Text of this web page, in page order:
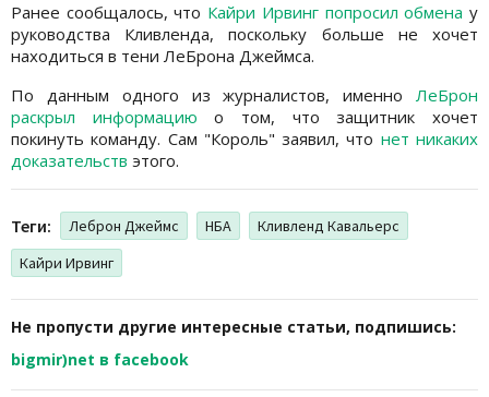
Ранее сообщалось, что Кайри Ирвинг попросил обмена у
руководства Кливленда, поскольку больше не хочет
находиться в тени ЛеБрона Джеймса.
По данным одного из журналистов, именно ЛеБрон
раскрыл информацию о том, что защитник хочет
покинуть команду. Сам "Король" заявил, что нет никаких
доказательств этого.
Теги: Леброн Джеймс НБА
Кливленд Кавальерс
Кайри Ирвинг
Не пропусти другие интересные статьи, подпишись:
bigmir)net в facebook